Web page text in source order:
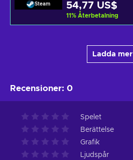
Steam 54,77 US$
11% Återbetalning
Ladda mer
Recensioner: 0
Spelet
Berättelse
Grafik
Ljudspår